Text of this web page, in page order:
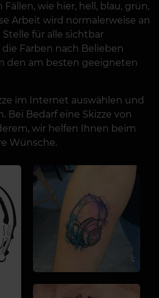
wie hier, hell, blau, grün,
Arbeit wird normalerweise an
für alle sichtbar
Farben nach Belieben
den am besten geeigneten
im Internet auswählen und
Bei Bedarf eine Skizze von
wir helfen Ihnen beim
Wünsche.